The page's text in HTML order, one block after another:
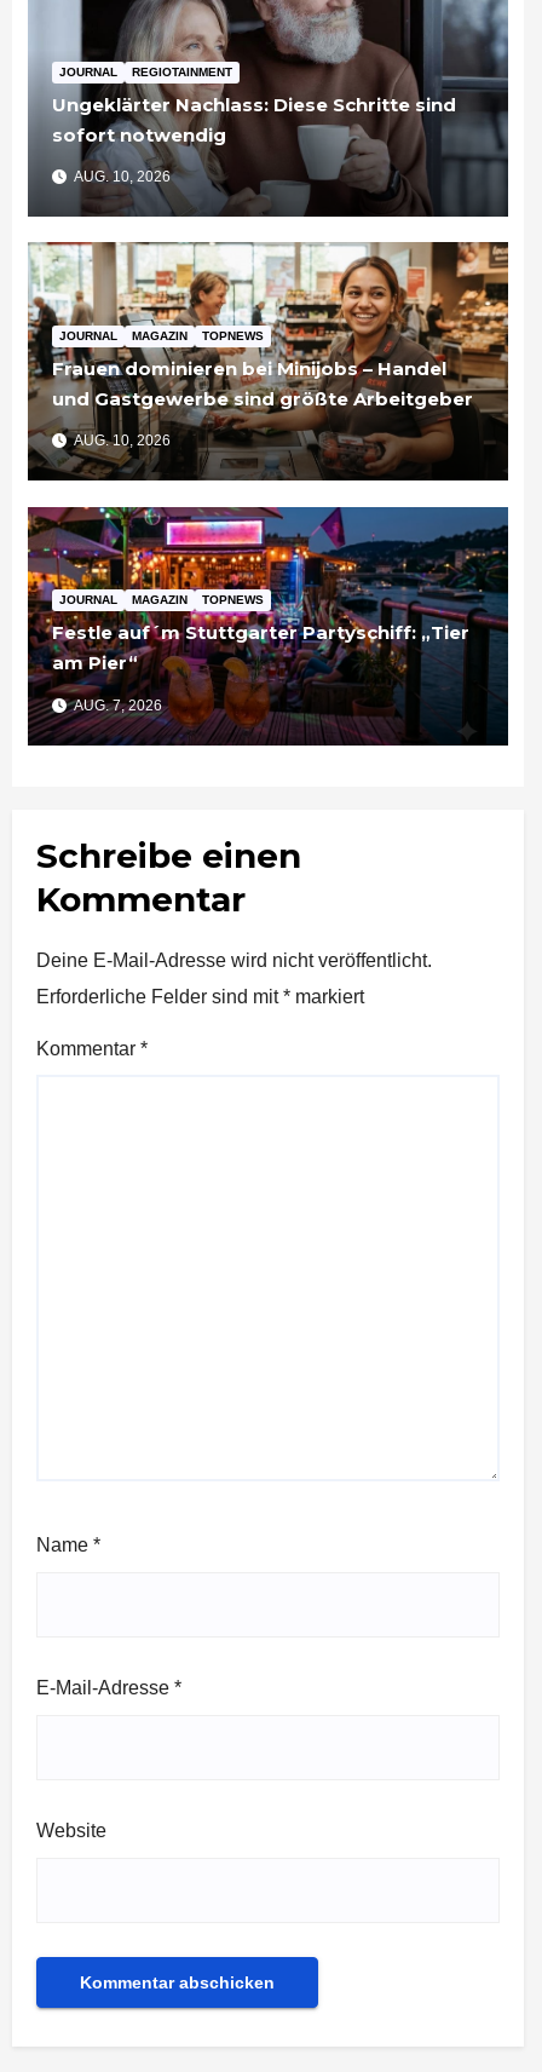
JOURNAL REGIOTAINMENT
Ungeklärter Nachlass: Diese Schritte sind
sofort notwendig
AUG. 10, 2026
JOURNAL MAGAZIN TOPNEWS
Frauen dominieren bei Minijobs – Handel
und Gastgewerbe sind größte Arbeitgeber
AUG. 10, 2026
JOURNAL MAGAZIN TOPNEWS
Festle auf´m Stuttgarter Partyschiff: „Tier
am Pier“
AUG. 7, 2026
Schreibe einen
Kommentar
Deine E-Mail-Adresse wird nicht veröffentlicht.
Erforderliche Felder sind mit* markiert
Kommentar *
Name *
E-Mail-Adresse *
Website